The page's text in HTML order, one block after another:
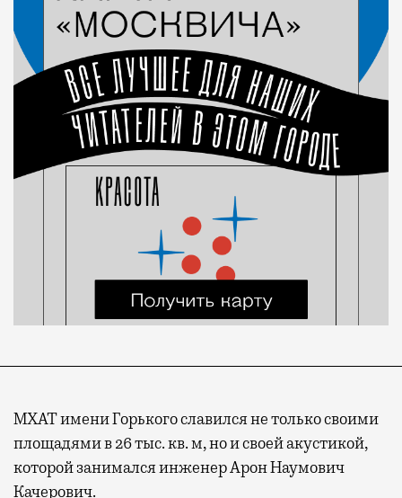
МХАТ имени Горького славился не только своими
площадями в 26 тыс. кв. м, но и своей акустикой,
которой занимался инженер Арон Наумович
Качерович.